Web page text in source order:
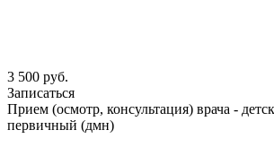
3 500 руб.
Записаться
Прием (осмотр, консультация) врача -
первичный (дмн)